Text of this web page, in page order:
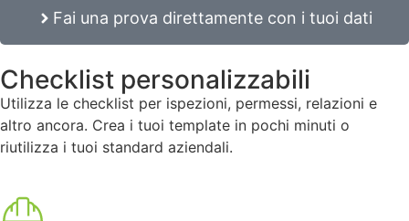
Fai una prova direttamente con i tuoi dati
Checklist personalizzabili
Utilizza le checklist per ispezioni, permessi, relazioni e
altro ancora. Crea i tuoi template in pochi minuti o
riutilizza i tuoi standard aziendali.